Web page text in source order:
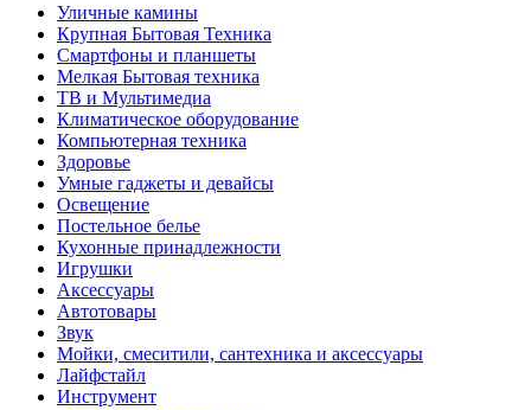
Уличные камины
Крупная Бытовая Техника
Смартфоны и планшеты
Мелкая Бытовая техника
ТВ и Мультимедиа
Климатическое оборудование
Компьютерная техника
Здоровье
Умные гаджеты и девайсы
Освещение
Постельное белье
Кухонные принадлежности
Игрушки
Аксессуары
Автотовары
Звук
Мойки, смеситили, сантехника и аксессуары
Лайфстайл
Инструмент